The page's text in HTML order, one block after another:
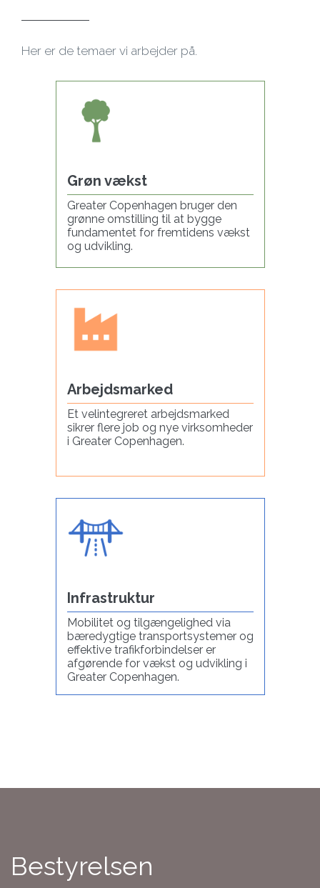
Her er de temaer vi arbejder på.
Grøn vækst
Greater Copenhagen bruger den
grønne omstilling til at bygge
fundamentet for fremtidens vækst
og udvikling.
Arbejdsmarked
Et velintegreret arbejdsmarked
sikrer flere job og nye virksomheder
i Greater Copenhagen.
Infrastruktur
Mobilitet og tilgængelighed via
bæredygtige transportsystemer og
effektive trafikforbindelser er
afgørende for vækst og udvikling i
Greater Copenhagen.
Bestyrelsen